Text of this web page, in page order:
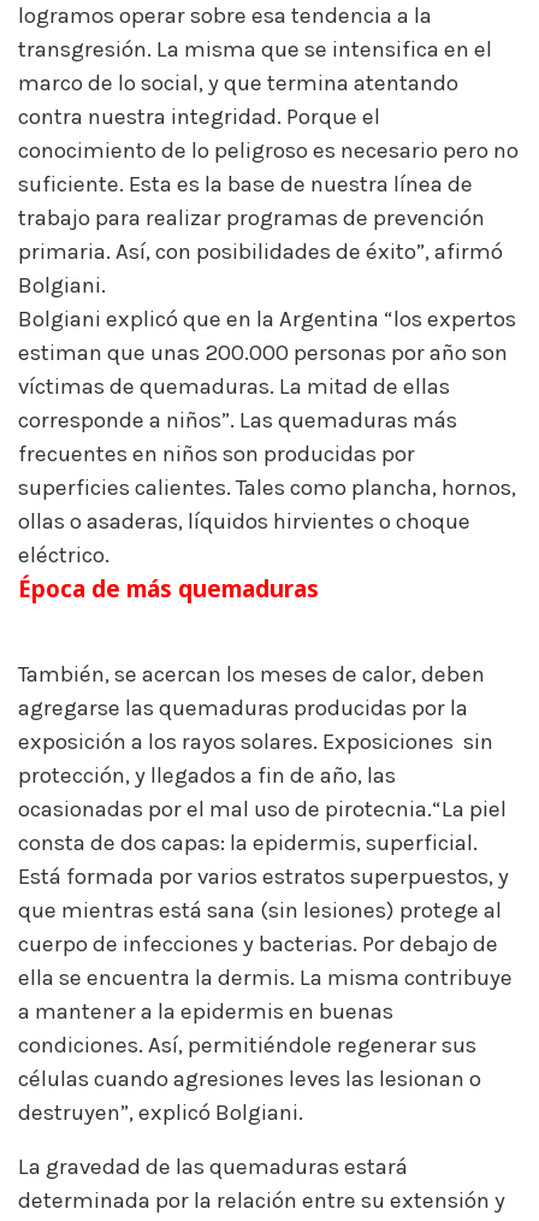
logramos operar sobre esa tendencia a la
transgresión. La misma que se intensifica en el
marco de lo social, y que termina atentando
contra nuestra integridad. Porque el
conocimiento de lo peligroso es necesario pero no
suficiente. Esta es la base de nuestra línea de
trabajo para realizar programas de prevención
primaria. Así, con posibilidades de éxito”, afirmó
Bolgiani.
Bolgiani explicó que en la Argentina “los expertos
estiman que unas 200.000 personas por año son
víctimas de quemaduras. La mitad de ellas
corresponde a niños”. Las quemaduras más
frecuentes en niños son producidas por
superficies calientes. Tales como plancha, hornos,
ollas o asaderas, líquidos hirvientes o choque
eléctrico.
Época de más quemaduras
También, se acercan los meses de calor, deben
agregarse las quemaduras producidas por la
exposición a los rayos solares. Exposiciones sin
protección, y llegados a fin de año, las
ocasionadas por el mal uso de pirotecnia.“La piel
consta de dos capas: la epidermis, superficial.
Está formada por varios estratos superpuestos, y
que mientras está sana (sin lesiones) protege al
cuerpo de infecciones y bacterias. Por debajo de
ella se encuentra la dermis. La misma contribuye
a mantener a la epidermis en buenas
condiciones. Así, permitiéndole regenerar sus
células cuando agresiones leves las lesionan o
destruyen”, explicó Bolgiani.
La gravedad de las quemaduras estará
determinada por la relación entre su extensión y